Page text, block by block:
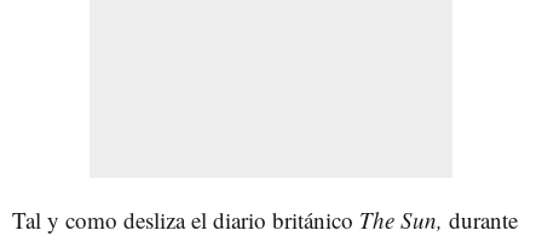
Tal y como desliza el diario británico The Sun, durante